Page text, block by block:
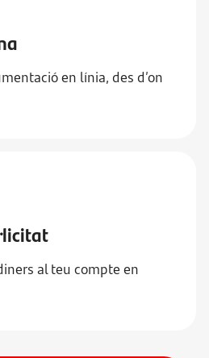
en línia, des d’on
al teu compte en